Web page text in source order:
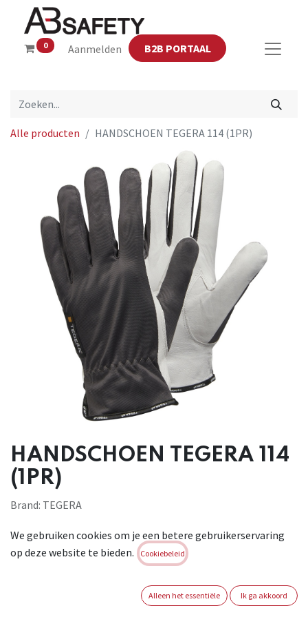
0 Aanmelden B2B PORTAAL
Alle producten HANDSCHOEN TEGERA 114 (1PR)
HANDSCHOEN TEGERA 114
(1PR)
Brand: TEGERA
Login of registreer om verder te
gaan
We gebruiken cookies om je een betere gebruikerservaring
op deze website te bieden.
Cookiebeleid
Alleen het essentiële Ik ga akkoord